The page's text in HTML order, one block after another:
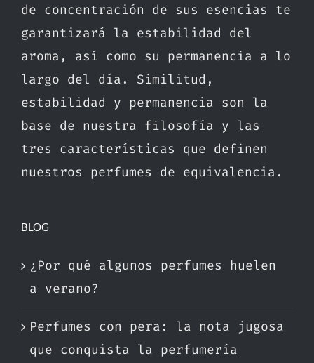
de concentración de sus esencias te
garantizará la estabilidad del
aroma, así como su permanencia a lo
largo del día. Similitud,
estabilidad y permanencia son la
base de nuestra filosofía y las
tres características que definen
nuestros perfumes de equivalencia.
BLOG
¿Por qué algunos perfumes huelen
a verano?
Perfumes con pera: la nota jugosa
que conquista la perfumería